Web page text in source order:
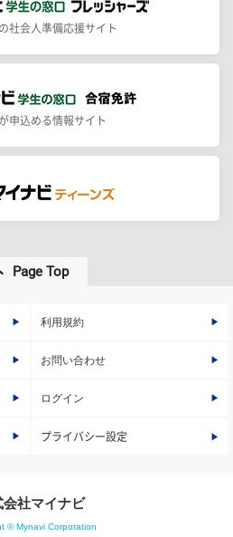
社会人準備応援サイト
申込める情報サイト
Page Top
利用規約
お問い合わせ
ログイン
プライバシー設定
会社マイナビ
© Mynavi Corporation